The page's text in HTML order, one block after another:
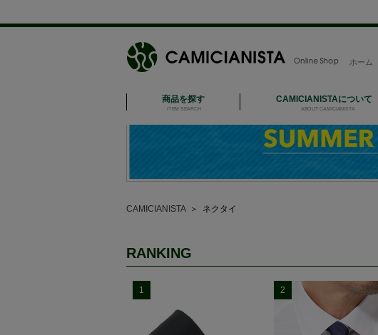
ホーム
商品を探す
ITEM SEARCH
CAMICIANISTAについて
ABOUT CAMICIANISTA
CAMICIANISTA＞ ネクタイ
RANKING
1 2